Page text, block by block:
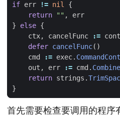
if err != nil
{
return
"" ,
err
}
else {
ctx, cancelFunc :=
defer cancelFunc()
cmd
:= exec.
out , err := cmd .
return strings .
}
首先需要检查要调用的程序